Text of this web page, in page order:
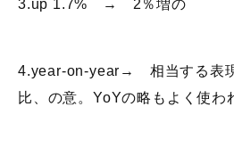
3.up 1.7% → 2％増の
4.year-on-year→ 相当する表
比、の意。YoYの略もよく使わ